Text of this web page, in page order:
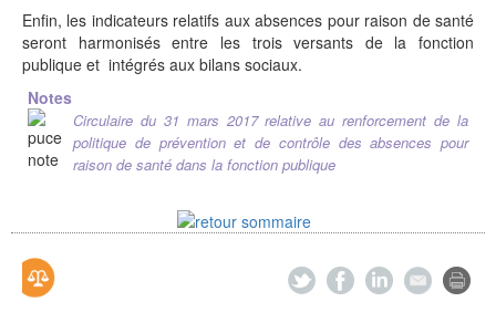
Enfin, les indicateurs relatifs aux absences pour raison de santé
seront harmonisés entre les trois versants de la fonction
publique et intégrés aux bilans sociaux.
Notes
Circulaire du 31 mars 2017 relative au renforcement de la
politique de prévention et de contrôle des absences pour
raison de santé dans la fonction publique